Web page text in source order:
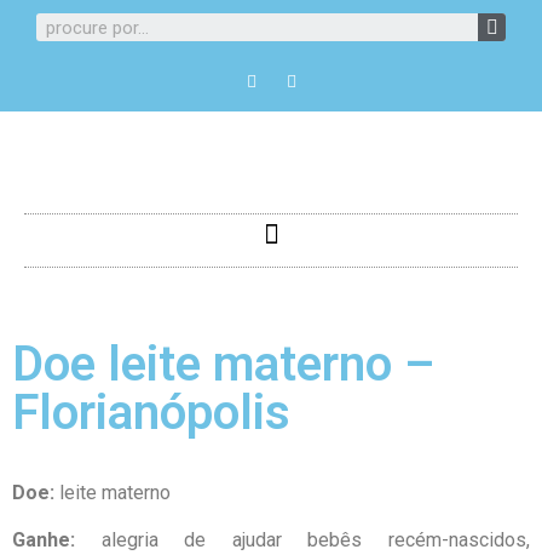
Doe leite materno –
Florianópolis
Doe: leite materno
Ganhe: alegria de ajudar bebês recém-nascidos,